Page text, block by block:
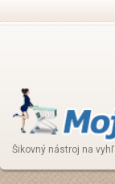
Šikovný nástroj na